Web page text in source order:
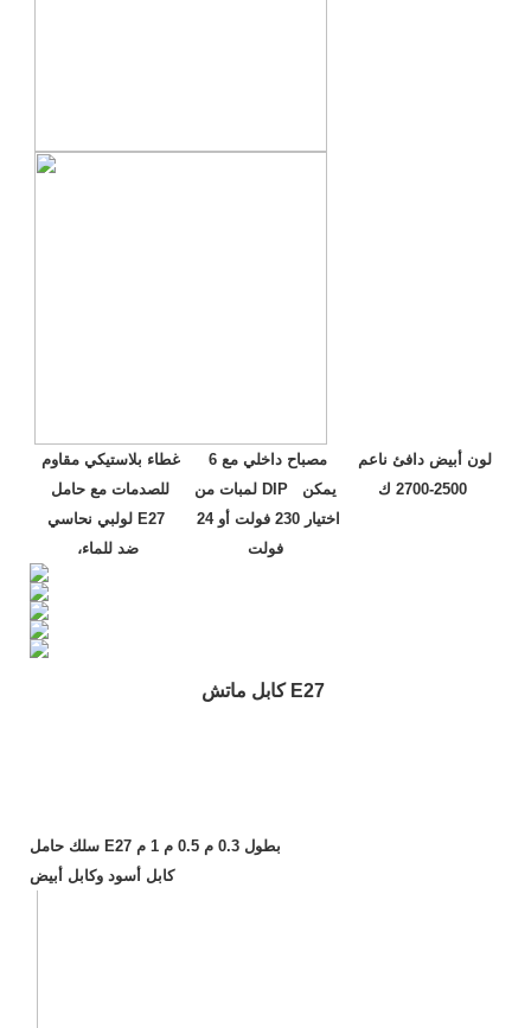
لولبي نحاسي E27
،ضد للماء
لمبات من DIP  يمكن
فولت
2500-2700 ك
كابل ماتش E27
سلك حامل E27 بطول 0.3 م 0.5 م 1 م
كابل أسود وكابل أبيض